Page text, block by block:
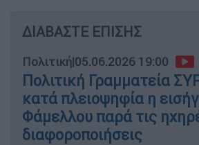
ΔΙΑΒΑΣΤΕ ΕΠΙΣΗΣ
Πολιτική|05.06.2026 19:00
Πολιτική Γραμματεία
κατά πλειοψηφία η
Φάμελλου παρά τις
διαφοροποιήσεις